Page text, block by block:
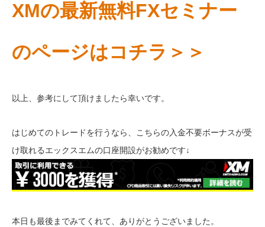
XMの最新無料FXセミナー
のページはコチラ＞＞
以上、参考にして頂けましたら幸いです。
はじめてのトレードを行うなら、こちらの入金不要ボーナスが受
け取れるエックスエムの口座開設がお勧めです↓
本日も最後までみてくれて、ありがとうございました。